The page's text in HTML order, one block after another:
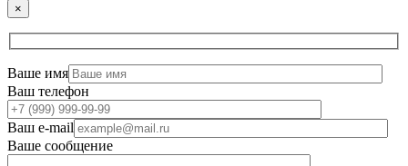
×
Ваше имя
Ваш телефон
Ваш e-mail
Ваше сообщение